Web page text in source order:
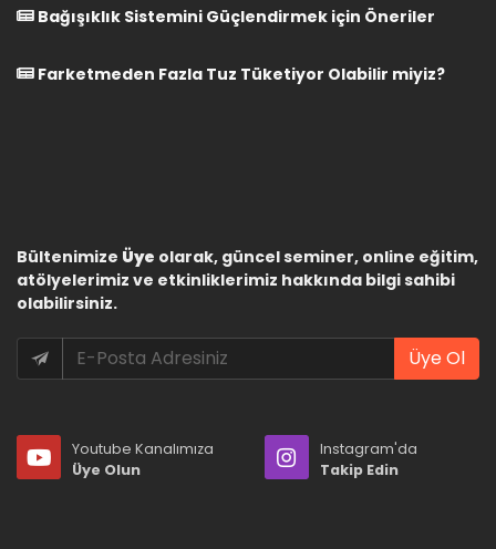
Bağışıklık Sistemini Güçlendirmek için Öneriler
Farketmeden Fazla Tuz Tüketiyor Olabilir miyiz?
Bültenimize Üye olarak, güncel seminer, online eğitim,
atölyelerimiz ve etkinliklerimiz hakkında bilgi sahibi
olabilirsiniz.
Üye Ol
Youtube Kanalımıza
Üye Olun
Instagram'da
Takip Edin